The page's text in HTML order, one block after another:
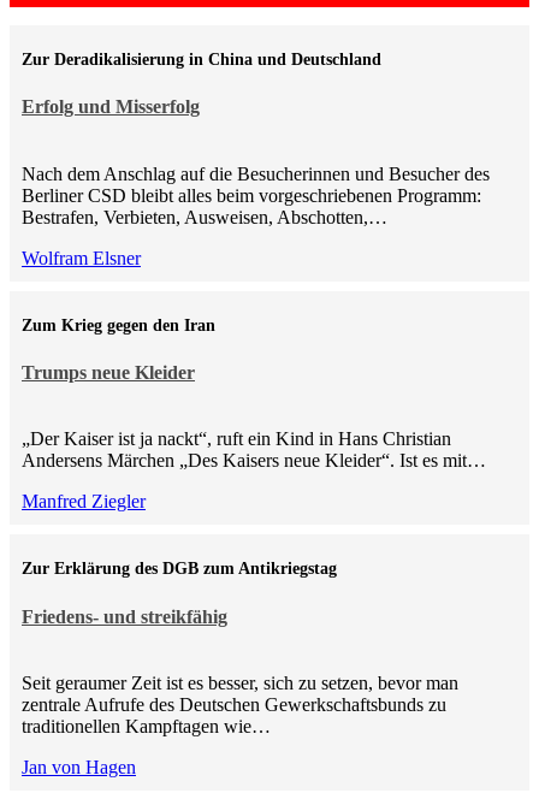
Erfolg und Misserfolg
Zur Deradikalisierung in China und Deutschland
Nach dem Anschlag auf die Besucherinnen und Besucher des
Berliner CSD bleibt alles beim vorgeschriebenen Programm:
Bestrafen, Verbieten, Ausweisen, Abschotten,…
Wolfram Elsner
Trumps neue Kleider
Zum Krieg gegen den Iran
„Der Kaiser ist ja nackt“, ruft ein Kind in Hans Christian
Andersens Märchen „Des Kaisers neue Kleider“. Ist es mit…
Manfred Ziegler
Friedens- und streikfähig
Zur Erklärung des DGB zum Antikriegstag
Seit geraumer Zeit ist es besser, sich zu setzen, bevor man
zentrale Aufrufe des Deutschen Gewerkschaftsbunds zu
traditionellen Kampftagen wie…
Jan von Hagen